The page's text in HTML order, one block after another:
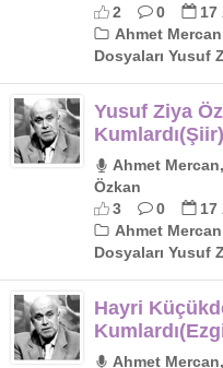
2
0
17
Ahmet
Dosyaları Yusuf
Yusuf Ziya
Kumlardı(Şiir)
Ahmet
Özkan
3
0
17
Ahmet
Dosyaları Yusuf
Hayri
Ahmet